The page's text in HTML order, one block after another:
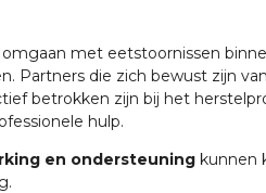
met eetstoornissen
Partners die zich bewust zijn
betrokken zijn bij het
hulp.
en ondersteuning kunnen